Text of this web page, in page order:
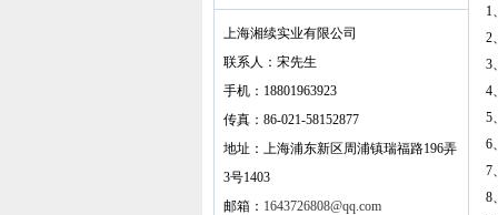
上海湘续实业有限公司
联系人：宋先生
手机：18801963923
传真：86-021-58152877
地址：上海浦东新区周浦镇瑞福路196弄
3号1403
邮箱： 1643726808@qq.com
1
2
3
4
5
6
7
8